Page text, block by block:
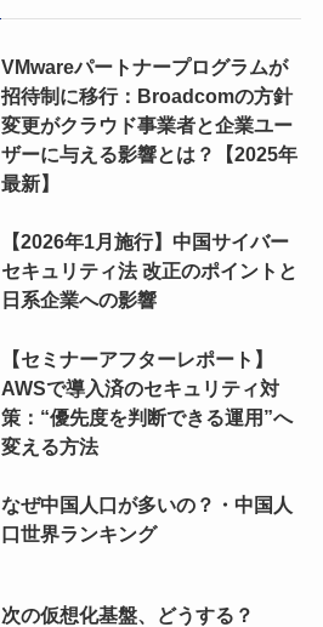
VMwareパートナープログラムが
招待制に移行：Broadcomの方針
変更がクラウド事業者と企業ユー
ザーに与える影響とは？【2025年
最新】
【2026年1月施行】中国サイバー
セキュリティ法 改正のポイントと
日系企業への影響
【セミナーアフターレポート】
AWSで導入済のセキュリティ対
策：“優先度を判断できる運用”へ
変える方法
なぜ中国人口が多いの？・中国人
口世界ランキング
次の仮想化基盤、どうする？